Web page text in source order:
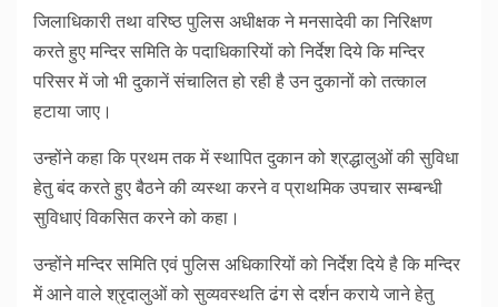
जिलाधिकारी तथा वरिष्ठ पुलिस अधीक्षक ने मनसादेवी का निरिक्षण
करते हुए मन्दिर समिति के पदाधिकारियों को निर्देश दिये कि मन्दिर
परिसर में जो भी दुकानें संचालित हो रही है उन दुकानों को तत्काल
हटाया जाए।
उन्होंने कहा कि प्रथम तक में स्थापित दुकान को श्रद्धालुओं की सुविधा
हेतु बंद करते हुए बैठने की व्यस्था करने व प्राथमिक उपचार सम्बन्धी
सुविधाएं विकसित करने को कहा।
उन्होंने मन्दिर समिति एवं पुलिस अधिकारियों को निर्देश दिये है कि मन्दिर
में आने वाले श्रृदालुओं को सुव्यवस्थति ढंग से दर्शन कराये जाने हेतु